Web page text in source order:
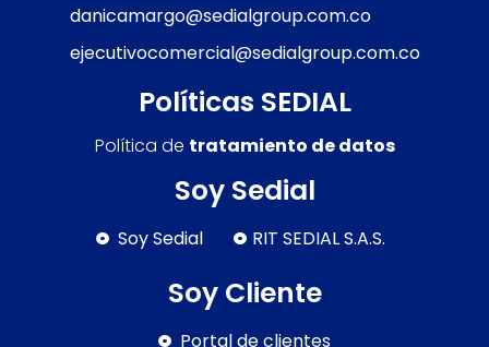
danicamargo@sedialgroup.com.co
ejecutivocomercial@sedialgroup.com.co
Políticas SEDIAL
Política de tratamiento de datos
Soy Sedial
Soy Sedial RIT SEDIAL S.A.S.
Soy Cliente
Portal de clientes